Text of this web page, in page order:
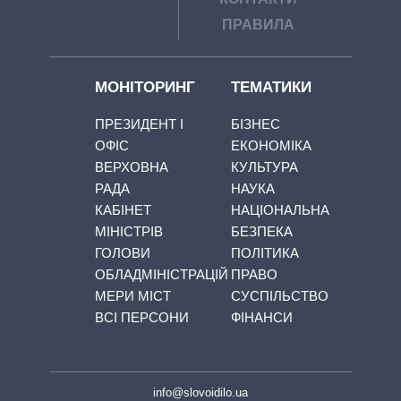
ПРАВИЛА
МОНІТОРИНГ
ПРЕЗИДЕНТ І
ОФІС
ВЕРХОВНА
РАДА
КАБІНЕТ
МІНІСТРІВ
ГОЛОВИ
ОБЛАДМІНІСТРАЦІЙ
МЕРИ МІСТ
ВСІ ПЕРСОНИ
ТЕМАТИКИ
БІЗНЕС
ЕКОНОМІКА
КУЛЬТУРА
НАУКА
НАЦІОНАЛЬНА
БЕЗПЕКА
ПОЛІТИКА
ПРАВО
СУСПІЛЬСТВО
ФІНАНСИ
info@slovoidilo.ua